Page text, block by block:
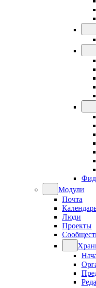
Модули
Почта
Люди
Проекты